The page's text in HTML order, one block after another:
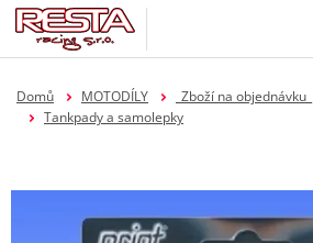
Domů MOTODÍLY
_Zboží na objednávku_
Tankpady a samolepky